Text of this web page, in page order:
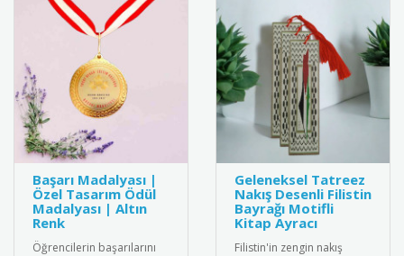
Başarı Madalyası |
Özel Tasarım Ödül
Madalyası | Altın
Renk
Öğrencilerin başarılarını
Geleneksel Tatreez
Nakış Desenli Filistin
Bayrağı Motifli
Kitap Ayracı
Filistin'in zengin nakış